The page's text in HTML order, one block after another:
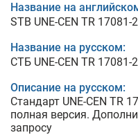
Название на
STB UNE-CEN TR 17081-
Название на русском:
СТБ UNE-CEN TR 17081-
Описание на русском:
Стандарт UNE-CEN TR
полная версия.
запросу